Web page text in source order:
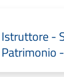
Istruttore -
Patrimonio